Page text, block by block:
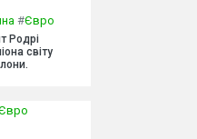
#Євро
Родрі
світу